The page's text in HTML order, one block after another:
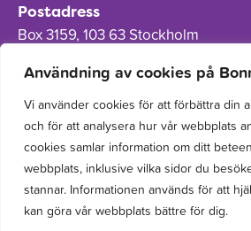
Användning av cookies på
Vi använder cookies för att förbättra din
och för att analysera hur vår webbplats
cookies samlar information om ditt
webbplats, inklusive vilka sidor du
stannar. Informationen används för att
kan göra vår webbplats bättre för dig.
Postadress
Box 3159, 103 63 Stockholm
Om
Cookies
Integritetspolicy